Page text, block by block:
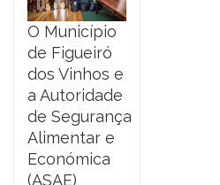
O Município
de Figueiró
dos Vinhos e
a Autoridade
de Segurança
Alimentar e
Económica
(ASAE)